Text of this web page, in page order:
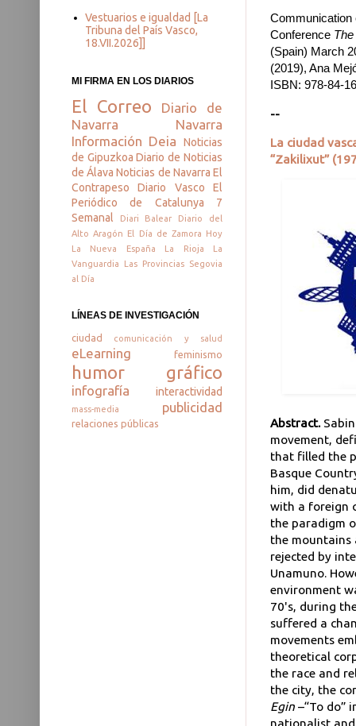
Communication
Conference
(Spain) March
(2019), Ana
ISBN: 978-84-
--
La ciudad
“Zakilixut”
Abstract.
movement,
that filled the
Basque
him, did
with a foreign
the paradigm
the
rejected by
Unamuno.
environment
70's, during
suffered a
movements
theoretical
the race and
the city, the
Egin –“To do”
Vestuarios e igualdad [La
Tribuna del País Vasco,
18.VII.2026]]
MI FIRMA EN LOS DIARIOS
El Correo
Diario de
Navarra
Navarra
Información Deia
Noticias
de Gipuzkoa Diario de Noticias
de Álava Noticias de Navarra El
Contrapeso
Diario Vasco
El
Periódico de Catalunya
7
Semanal
Diari Balear
Diario del
Alto Aragón
El Día de Zamora
Hoy
La Nueva España
La Rioja
La
Vanguardia
Las Provincias Segovia
al Día
LÍNEAS DE INVESTIGACIÓN
ciudad
comunicación y salud
eLearning feminismo
humor gráfico
infografía interactividad
mass-media publicidad
relaciones públicas